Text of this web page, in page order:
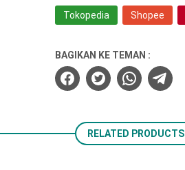
Tokopedia Shopee
BAGIKAN KE TEMAN :
RELATED PRODUCTS